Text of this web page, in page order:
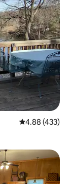
レビュー433
4.88 (433)